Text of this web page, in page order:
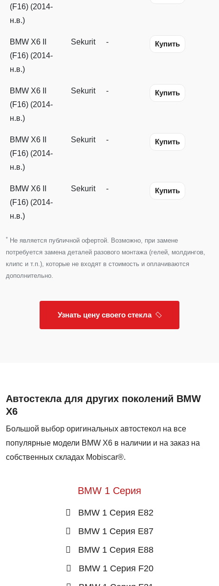
(F16) (2014-
н.в.)
BMW X6 II
(F16) (2014-
н.в.)
Sekurit - Купить
BMW X6 II
(F16) (2014-
н.в.)
Sekurit - Купить
BMW X6 II
(F16) (2014-
н.в.)
Sekurit - Купить
BMW X6 II
(F16) (2014-
н.в.)
Sekurit - Купить
* Не является публичной офертой. Возможно, при замене
потребуется замена деталей разового монтажа (гелей, молдингов,
клипс и т.п.), которые не входят в стоимость и оплачиваются
дополнительно.
Узнать цену своего стекла
Автостекла для других поколений BMW
X6
Большой выбор оригинальных автостекол на все
популярные модели BMW X6 в наличии и на заказ на
собственных складах Mobiscar®.
BMW 1 Серия
BMW 1 Серия E82
BMW 1 Серия E87
BMW 1 Серия E88
BMW 1 Серия F20